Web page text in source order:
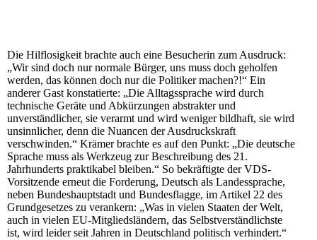
Die Hilflosigkeit brachte auch eine Besucherin zum Ausdruck:
„Wir sind doch nur normale Bürger, uns muss doch geholfen
werden, das können doch nur die Politiker machen?!“ Ein
anderer Gast konstatierte: „Die Alltagssprache wird durch
technische Geräte und Abkürzungen abstrakter und
unverständlicher, sie verarmt und wird weniger bildhaft, sie wird
unsinnlicher, denn die Nuancen der Ausdruckskraft
verschwinden.“ Krämer brachte es auf den Punkt: „Die deutsche
Sprache muss als Werkzeug zur Beschreibung des 21.
Jahrhunderts praktikabel bleiben.“ So bekräftigte der VDS-
Vorsitzende erneut die Forderung, Deutsch als Landessprache,
neben Bundeshauptstadt und Bundesflagge, im Artikel 22 des
Grundgesetzes zu verankern: „Was in vielen Staaten der Welt,
auch in vielen EU-Mitgliedsländern, das Selbstverständlichste
ist, wird leider seit Jahren in Deutschland politisch verhindert.“